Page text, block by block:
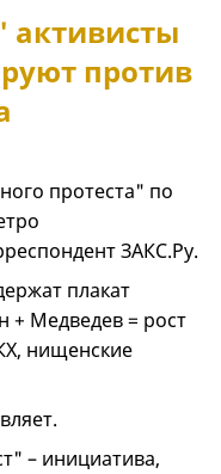
против
протеста" по
ЗАКС.Ру.
плакат
+ Медведев = рост
нищенские
– инициатива,